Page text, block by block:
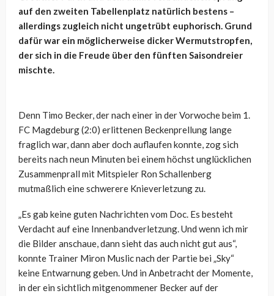
auf den zweiten Tabellenplatz natürlich bestens –
allerdings zugleich nicht ungetrübt euphorisch. Grund
dafür war ein möglicherweise dicker Wermutstropfen,
der sich in die Freude über den fünften Saisondreier
mischte.
Denn Timo Becker, der nach einer in der Vorwoche beim 1.
FC Magdeburg (2:0) erlittenen Beckenprellung lange
fraglich war, dann aber doch auflaufen konnte, zog sich
bereits nach neun Minuten bei einem höchst unglücklichen
Zusammenprall mit Mitspieler Ron Schallenberg
mutmaßlich eine schwerere Knieverletzung zu.
„Es gab keine guten Nachrichten vom Doc. Es besteht
Verdacht auf eine Innenbandverletzung. Und wenn ich mir
die Bilder anschaue, dann sieht das auch nicht gut aus“,
konnte Trainer Miron Muslic nach der Partie bei „Sky“
keine Entwarnung geben. Und in Anbetracht der Momente,
in der ein sichtlich mitgenommener Becker auf der